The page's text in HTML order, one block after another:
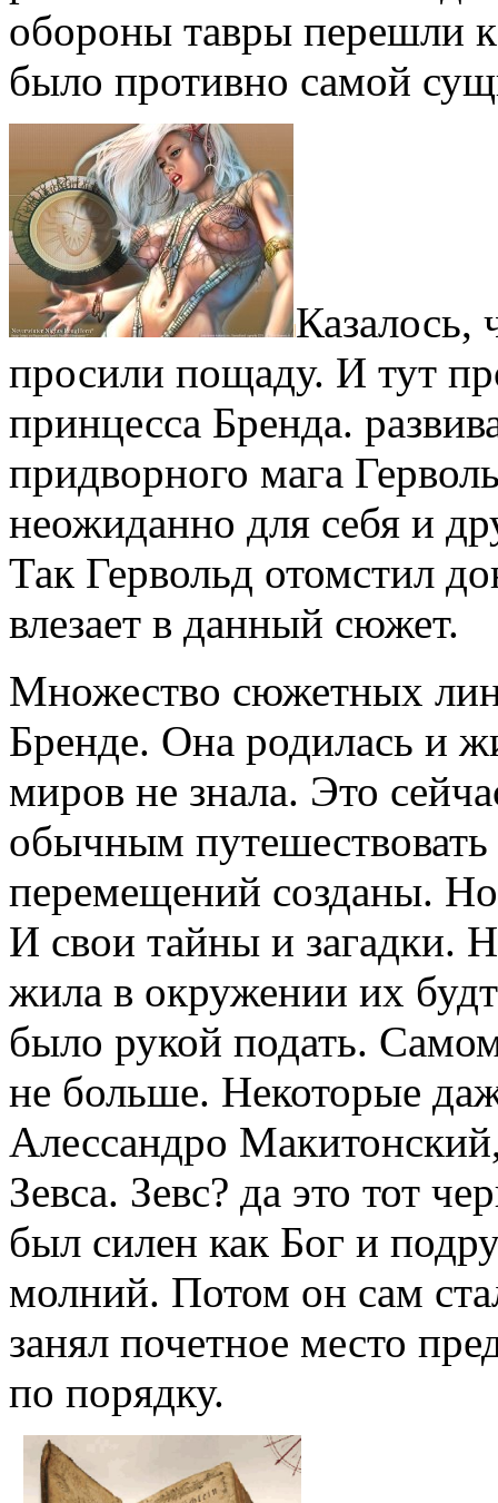
обороны тавры перешли
было противно самой
Казалось,
просили пощаду. И тут
принцесса Бренда.
придворного мага
неожиданно для себя и
Так Гервольд отомстил
влезает в данный сюжет.
Множество сюжетных
Бренде. Она родилась и
миров не знала. Это
обычным
перемещений созданы.
И свои тайны и загадки.
жила в окружении их
было рукой подать.
не больше. Некоторые
Алессандро
Зевса. Зевс? да это тот
был силен как Бог и
молний. Потом он сам
занял почетное место
по порядку.